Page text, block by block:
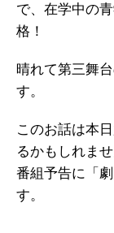
で、在学中の
格！
晴れて第三舞
す。
このお話は本
るかもしれませ
番組予告に「
す。